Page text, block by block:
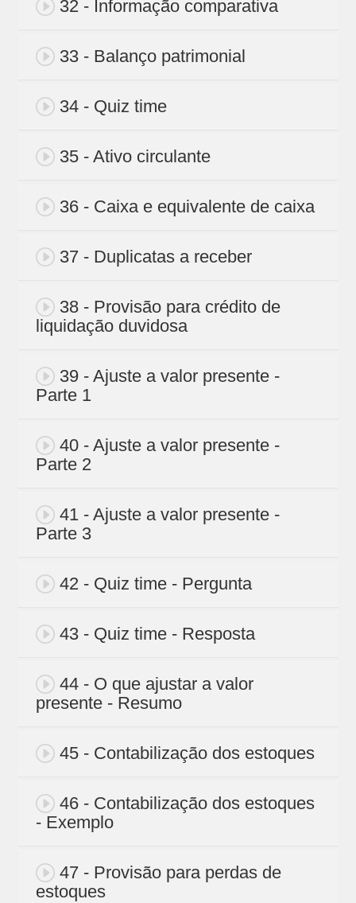
32 - Informação comparativa
33 - Balanço patrimonial
34 - Quiz time
35 - Ativo circulante
36 - Caixa e equivalente de caixa
37 - Duplicatas a receber
38 - Provisão para crédito de
liquidação duvidosa
39 - Ajuste a valor presente -
Parte 1
40 - Ajuste a valor presente -
Parte 2
41 - Ajuste a valor presente -
Parte 3
42 - Quiz time - Pergunta
43 - Quiz time - Resposta
44 - O que ajustar a valor
presente - Resumo
45 - Contabilização dos estoques
46 - Contabilização dos estoques
- Exemplo
47 - Provisão para perdas de
estoques